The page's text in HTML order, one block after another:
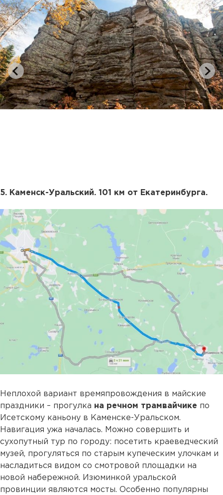
5. Каменск-Уральский. 101 км от Екатеринбурга.
Неплохой вариант времяпровождения в майские
праздники – прогулка на речном трамвайчике по
Исетскому каньону в Каменске-Уральском.
Навигация ужа началась. Можно совершить и
сухопутный тур по городу: посетить краеведческий
музей, прогуляться по старым купеческим улочкам и
насладиться видом со смотровой площадки на
новой набережной. Изюминкой уральской
провинции являются мосты. Особенно популярны